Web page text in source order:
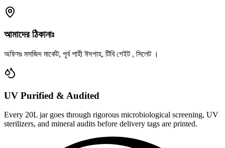
আমাদের ঠিকানাঃ
অফিসঃ মসজিদ মার্কেট, পূর্ব শাহী ঈদগাহ, টিবি গেইট , সিলেট ।
UV Purified & Audited
Every 20L jar goes through rigorous microbiological screening, UV
sterilizers, and mineral audits before delivery tags are printed.